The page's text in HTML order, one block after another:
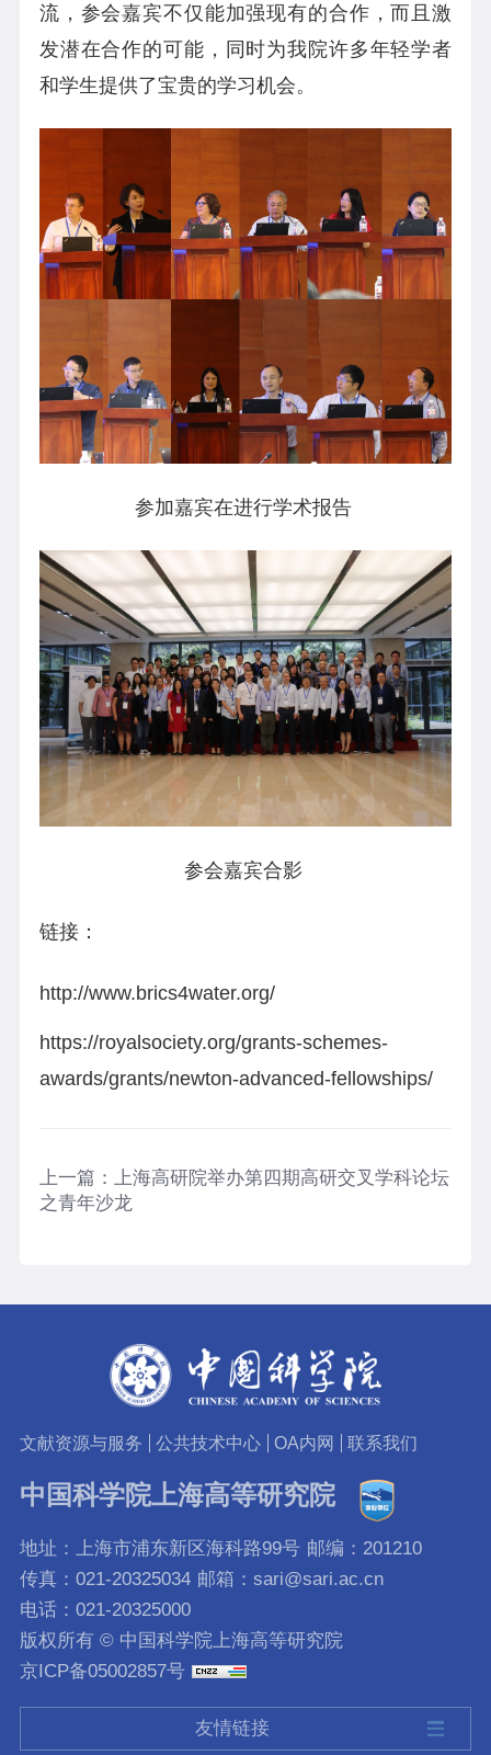
流，参会嘉宾不仅能加强现有的合作，而且激
发潜在合作的可能，同时为我院许多年轻学者
和学生提供了宝贵的学习机会。
参加嘉宾在进行学术报告
参会嘉宾合影
链接：
http://www.brics4water.org/
https://royalsociety.org/grants-schemes-
awards/grants/newton-advanced-fellowships/
上一篇： 上海高研院举办第四期高研交叉学科论坛
之青年沙龙
文献资源与服务 公共技术中心 OA内网 联系我们
中国科学院上海高等研究院
地址：上海市浦东新区海科路99号 邮编：201210
传真：021-20325034 邮箱：sari@sari.ac.cn
电话：021-20325000
版权所有 © 中国科学院上海高等研究院
京ICP备05002857号
友情链接